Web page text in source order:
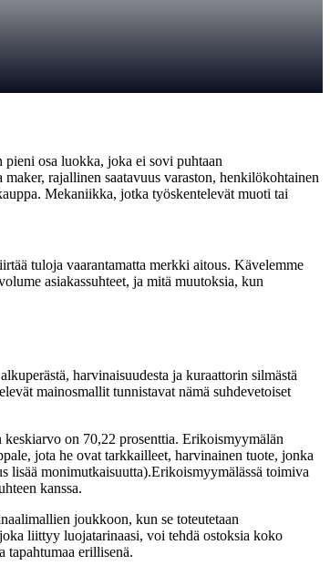
osa luokka, joka ei sovi puhtaan
rajallinen saatavuus varaston, henkilökohtainen
Mekaniikka, jotka työskentelevät muoti tai
tuloja vaarantamatta merkki aitous. Kävelemme
asiakassuhteet, ja mitä muutoksia, kun
harvinaisuudesta ja kuraattorin silmästä
mainosmallit tunnistavat nämä suhdevetoiset
on 70,22 prosenttia. Erikoismyymälän
jota he ovat tarkkailleet, harvinainen tuote, jonka
lisää monimutkaisuutta).Erikoismyymälässä toimiva
kanssa.
joukkoon, kun se toteutetaan
liittyy luojatarinaasi, voi tehdä ostoksia koko
tapahtumaa erillisenä.